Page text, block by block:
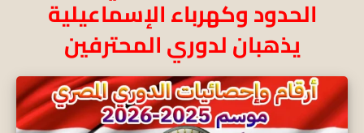
الحدود وكهرباء الإسماعيلية
يذهبان لدوري المحترفين